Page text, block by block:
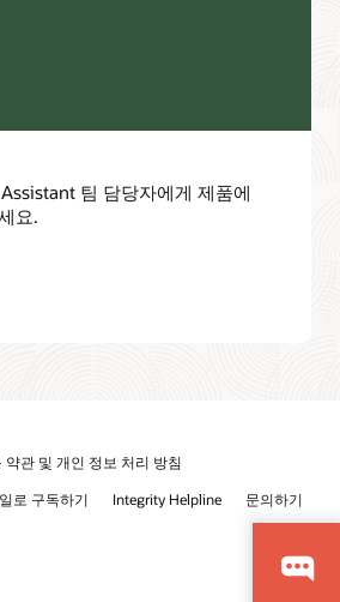
팀 담당자에게 제품에
요.
약관 및 개인 정보 처리 방침
로 구독하기 Integrity Helpline 문의하기